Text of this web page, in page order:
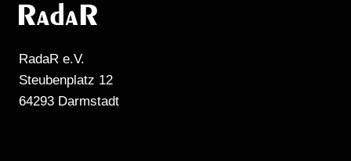
RadaR e.V.
Steubenplatz 12
64293 Darmstadt